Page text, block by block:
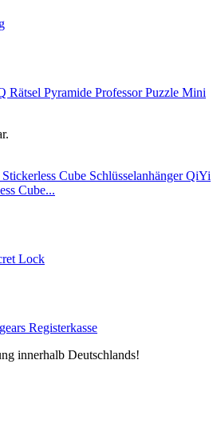
Professor Puzzle Mini
QiYi
Cube...
Lock
Registerkasse
innerhalb Deutschlands!